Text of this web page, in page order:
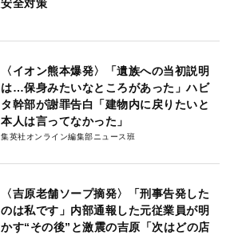
安全対策
〈イオン熊本爆発〉「遺族への当初説明
は…保身みたいなところがあった」ハビ
タ幹部が謝罪告白「建物内に戻りたいと
本人は言ってなかった」
集英社オンライン編集部ニュース班
〈吉原老舗ソープ摘発〉「刑事告発した
のは私です」内部通報した元従業員が明
かす“その後”と激震の吉原「次はどの店